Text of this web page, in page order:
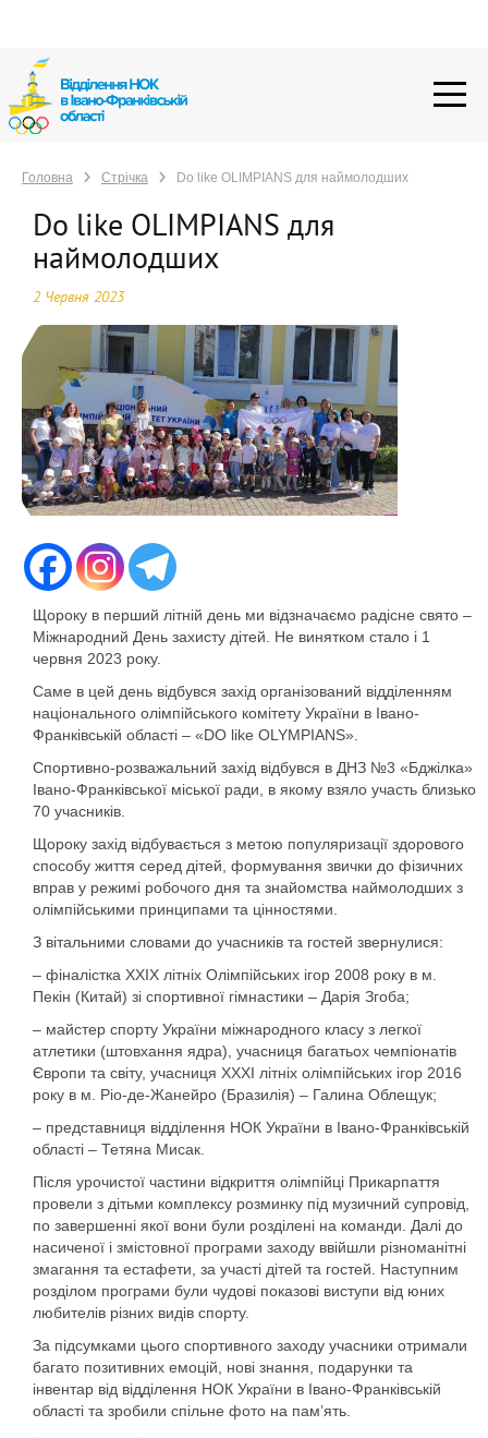
Головна Стрічка Do like OLIMPIANS для наймолодших
Do like OLIMPIANS для
наймолодших
2 Червня 2023
Щороку в перший літній день ми відзначаємо радісне свято –
Міжнародний День захисту дітей. Не винятком стало і 1
червня 2023 року.
Саме в цей день відбувся захід організований відділенням
національного олімпійського комітету України в Івано-
Франківській області – «DO like OLYMPIANS».
Спортивно-розважальний захід відбувся в ДНЗ №3 «Бджілка»
Івано-Франківської міської ради, в якому взяло участь близько
70 учасників.
Щороку захід відбувається з метою популяризації здорового
способу життя серед дітей, формування звички до фізичних
вправ у режимі робочого дня та знайомства наймолодших з
олімпійськими принципами та цінностями.
З вітальними словами до учасників та гостей звернулися:
– фіналістка ХХІХ літніх Олімпійських ігор 2008 року в м.
Пекін (Китай) зі спортивної гімнастики – Дарія Згоба;
– майстер спорту України міжнародного класу з легкої
атлетики (штовхання ядра), учасниця багатьох чемпіонатів
Європи та світу, учасниця ХХХІ літніх олімпійських ігор 2016
року в м. Ріо-де-Жанейро (Бразилія) – Галина Облещук;
– представниця відділення НОК України в Івано-Франківській
області – Тетяна Мисак.
Після урочистої частини відкриття олімпійці Прикарпаття
провели з дітьми комплексу розминку під музичний супровід,
по завершенні якої вони були розділені на команди. Далі до
насиченої і змістовної програми заходу ввійшли різноманітні
змагання та естафети, за участі дітей та гостей. Наступним
розділом програми були чудові показові виступи від юних
любителів різних видів спорту.
За підсумками цього спортивного заходу учасники отримали
багато позитивних емоцій, нові знання, подарунки та
інвентар від відділення НОК України в Івано-Франківській
області та зробили спільне фото на пам’ять.